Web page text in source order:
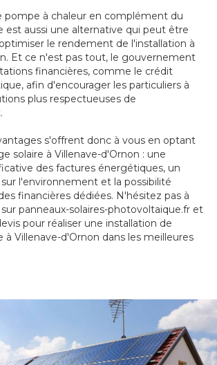
pompe à chaleur en complément du
est aussi une alternative qui peut être
le rendement de l'installation à
Et ce n'est pas tout, le gouvernement
financières, comme le crédit
afin d'encourager les particuliers à
plus respectueuses de
s'offrent donc à vous en optant
solaire à Villenave-d'Ornon : une
des factures énergétiques, un
l'environnement et la possibilité
financières dédiées. N'hésitez pas à
panneaux-solaires-photovoltaique.fr et
pour réaliser une installation de
à Villenave-d'Ornon dans les meilleures